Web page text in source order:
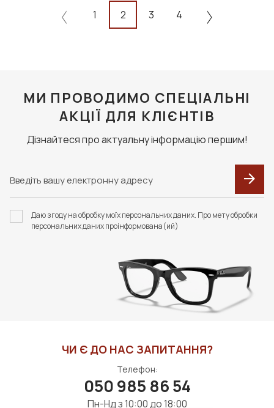
1 2 3 4
МИ ПРОВОДИМО СПЕЦІАЛЬНІ
АКЦІЇ ДЛЯ КЛІЄНТІВ
Дізнайтеся про актуальну інформацію першим!
Даю згоду на обробку моїх персональних даних. Про мету обробки
персональних даних проінформована(ий)
ЧИ Є ДО НАС ЗАПИТАННЯ?
Телефон:
050 985 86 54
Пн-Нд з 10:00 до 18:00